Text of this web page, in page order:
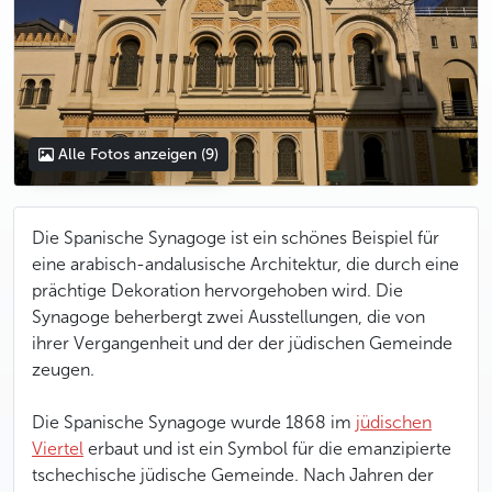
Alle Fotos anzeigen (9)
Die Spanische Synagoge ist ein schönes Beispiel für
eine arabisch-andalusische Architektur, die durch eine
prächtige Dekoration hervorgehoben wird. Die
Synagoge beherbergt zwei Ausstellungen, die von
ihrer Vergangenheit und der der jüdischen Gemeinde
zeugen.
Die Spanische Synagoge wurde 1868 im jüdischen
Viertel erbaut und ist ein Symbol für die emanzipierte
tschechische jüdische Gemeinde. Nach Jahren der